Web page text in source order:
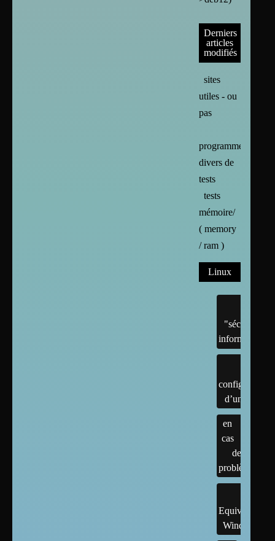
Derniers
articles
modifiés
sites
utiles - ou
pas
programmes
divers de
tests
tests
mémoire/
( memory
/ ram )
Linux
"sécurité"
informatique
configuration
d’un linux
en
cas
de
problème
Equivalents
Windows